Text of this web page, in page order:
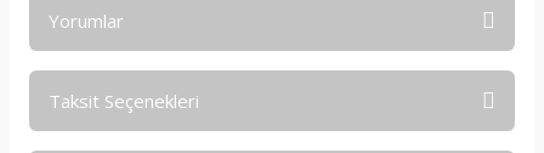
Yorumlar
Taksit Seçenekleri